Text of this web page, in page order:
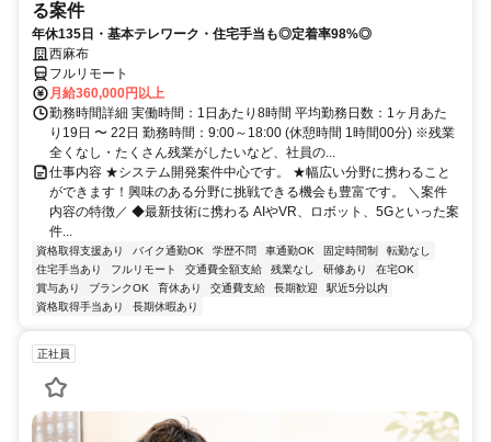
る案件
年休135日・基本テレワーク・住宅手当も◎定着率98%◎
西麻布
フルリモート
月給360,000円以上
勤務時間詳細 実働時間：1日あたり8時間 平均勤務日数：1ヶ月あた
り19日 〜 22日 勤務時間：9:00～18:00 (休憩時間 1時間00分) ※残業
全くなし・たくさん残業がしたいなど、社員の...
仕事内容 ★システム開発案件中心です。 ★幅広い分野に携わること
ができます！興味のある分野に挑戦できる機会も豊富です。 ＼案件
内容の特徴／ ◆最新技術に携わる AIやVR、ロボット、5Gといった案
件...
資格取得支援あり バイク通勤OK 学歴不問 車通勤OK 固定時間制
転勤なし
住宅手当あり
フルリモート 交通費全額支給 残業なし 研修あり
在宅OK
賞与あり
ブランクOK 育休あり 交通費支給 長期歓迎
駅近5分以内
資格取得手当あり
長期休暇あり
正社員